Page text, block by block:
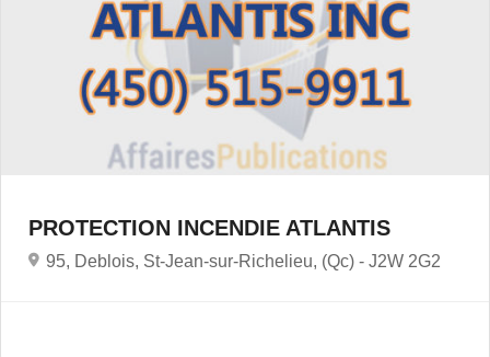
PROTECTION INCENDIE ATLANTIS
95, Deblois, St-Jean-sur-Richelieu, (Qc) - J2W 2G2